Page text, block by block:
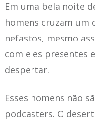
Em uma bela noite
homens cruzam um
nefastos, mesmo
com eles presentes
despertar.
Esses homens não
podcasters. O